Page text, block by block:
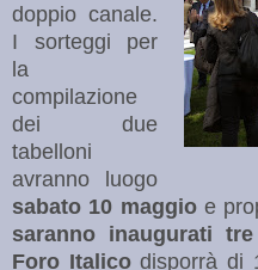
doppio canale.
I sorteggi per
la
compilazione
dei due
tabelloni
avranno luogo
sabato 10 maggio e
saranno inaugurati
Foro Italicodisporrà di